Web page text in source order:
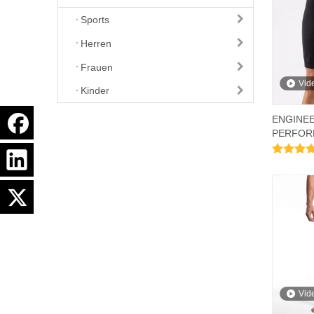
Sports
Herren
Frauen
Kinder
Shorts